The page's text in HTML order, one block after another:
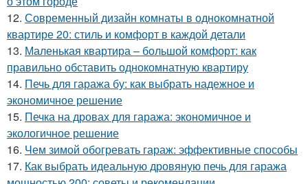
12. Современный дизайн комнаты в однокомнатной
квартире 20: стиль и комфорт в каждой детали
13. Маленькая квартира – большой комфорт: как
правильно обставить однокомнатную квартиру
14. Печь для гаража бу: как выбрать надежное и
экономичное решение
15. Печка на дровах для гаража: экономичное и
экологичное решение
16. Чем зимой обогревать гараж: эффективные способы
17. Как выбрать идеальную дровяную печь для гаража